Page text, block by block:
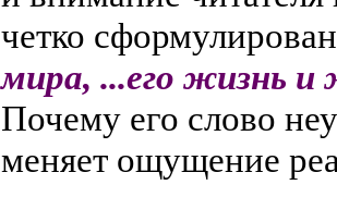
четко
мира, ...его жизнь и
Почему его слово
меняет ощущение